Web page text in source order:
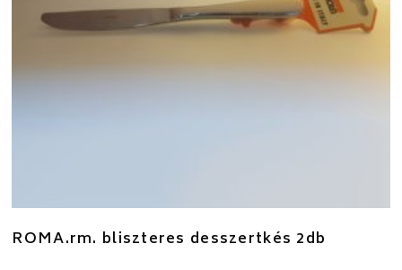
ROMA.rm. bliszteres desszertkés 2db